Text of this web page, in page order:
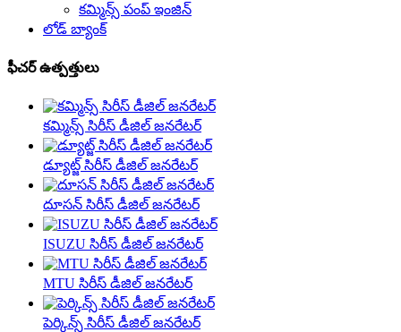
కమ్మిన్స్ పంప్ ఇంజిన్
లోడ్ బ్యాంక్
ఫీచర్ ఉత్పత్తులు
కమ్మిన్స్ సిరీస్ డీజిల్ జనరేటర్
డ్యూట్జ్ సిరీస్ డీజిల్ జనరేటర్
దూసన్ సిరీస్ డీజిల్ జనరేటర్
ISUZU సిరీస్ డీజిల్ జనరేటర్
MTU సిరీస్ డీజిల్ జనరేటర్
పెర్కిన్స్ సిరీస్ డీజిల్ జనరేటర్